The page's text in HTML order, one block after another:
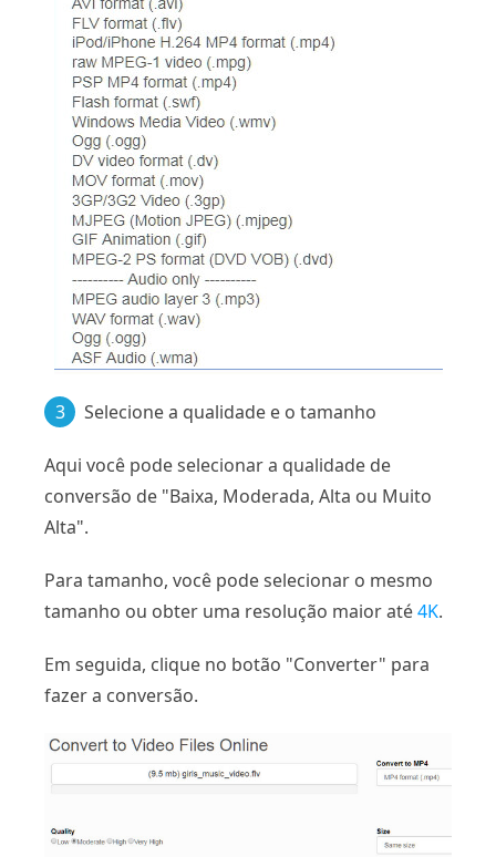
3 Selecione a qualidade e o tamanho
Aqui você pode selecionar a qualidade de
conversão de "Baixa, Moderada, Alta ou Muito
Alta".
Para tamanho, você pode selecionar o mesmo
tamanho ou obter uma resolução maior até4K.
Em seguida, clique no botão "Converter" para
fazer a conversão.